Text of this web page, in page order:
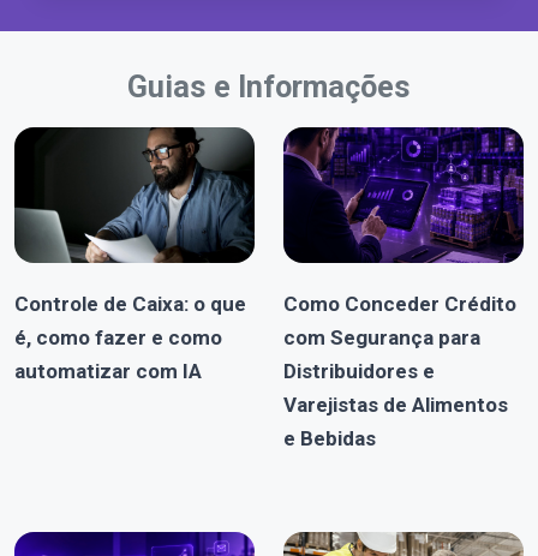
Guias e Informações
Controle de Caixa: o que
é, como fazer e como
automatizar com IA
Como Conceder Crédito
com Segurança para
Distribuidores e
Varejistas de Alimentos
e Bebidas